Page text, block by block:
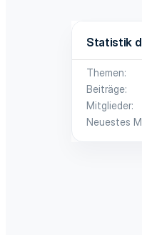
Statistik
Themen
Beiträge
Mitglieder
Neuestes